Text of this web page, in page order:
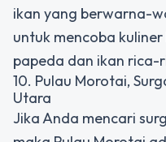
ikan yang berwarna-
untuk mencoba
papeda dan ikan rica-
10. Pulau Morotai,
Utara
Jika Anda mencari